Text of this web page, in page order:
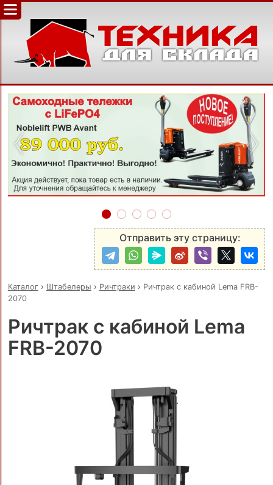
‹ ›
Отправить эту страницу:
Каталог› Штабелеры › Ричтраки › Ричтрак с кабиной Lema FRB-
2070
Ричтрак с кабиной Lema
FRB-2070